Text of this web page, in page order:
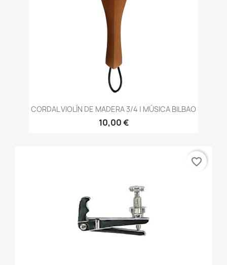
CORDAL VIOLÍN DE MADERA 3/4 | MÚSICA BILBAO
10,00 €
favorite_border